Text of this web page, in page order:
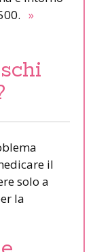
»
il
solo a
la